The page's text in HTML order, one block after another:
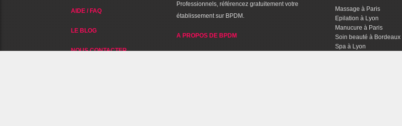
AIDE / FAQ
LE BLOG
NOUS CONTACTER
Professionnels, référencez gratuitement votre
établissement sur BPDM.
A PROPOS DE BPDM
Massage à Paris
Epilation à Lyon
Manucure à Paris
Soin beauté à Bordeaux
Spa à Lyon